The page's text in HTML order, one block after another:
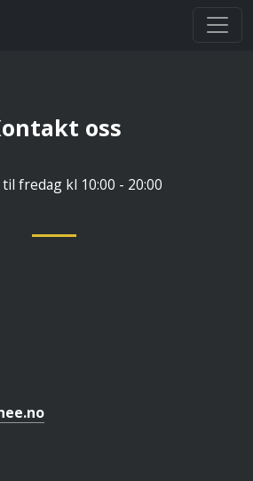
oss
fredag kl 10:00 - 20:00